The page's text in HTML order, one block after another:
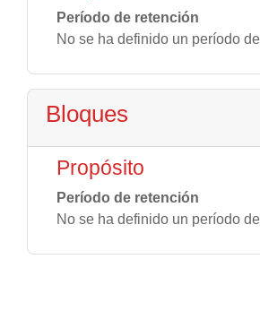
Período de retención
No se ha definido un período
Bloques
Propósito
Período de retención
No se ha definido un período